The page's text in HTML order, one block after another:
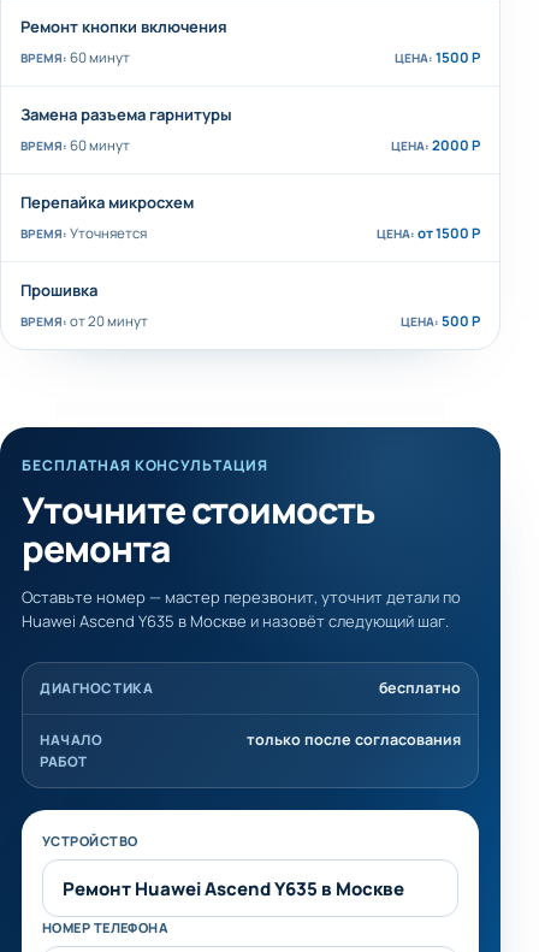
Ремонт кнопки включения
60 минут 1500 Р
Замена разъема гарнитуры
60 минут 2000 Р
Перепайка микросхем
Уточняется от 1500 Р
Прошивка
от 20 минут 500 Р
БЕСПЛАТНАЯ КОНСУЛЬТАЦИЯ
Уточните стоимость
ремонта
Оставьте номер — мастер перезвонит, уточнит детали по
Huawei Ascend Y635 в Москве и назовёт следующий шаг.
ДИАГНОСТИКА бесплатно
НАЧАЛО
РАБОТ
только после согласования
Не заполняйте это поле
УСТРОЙСТВО
НОМЕР ТЕЛЕФОНА